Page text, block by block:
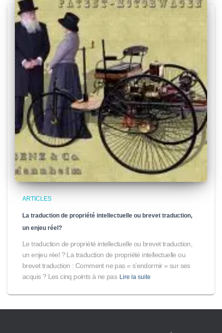
ARTICLES
La traduction de propriété intellectuelle ou brevet traduction,
un enjeu réel?
Le traduction de propriété intellectuelle ou brevet traduction,
un enjeu réel ? La traduction de propriété intellectuelle ou
brevet traduction : Comment ne pas « s’endormir » sur ses
acquis ? Les cinq points à ne pas Lire la suite